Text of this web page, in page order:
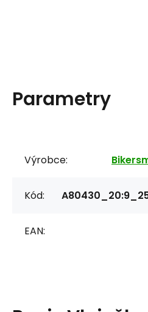
Parametry
Výrobce:
Kód:
EAN: